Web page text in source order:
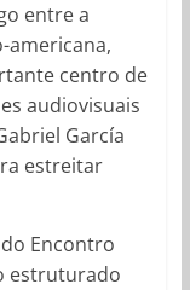
entre a
americana,
centro de
audiovisuais
García
estreitar
Encontro
estruturado